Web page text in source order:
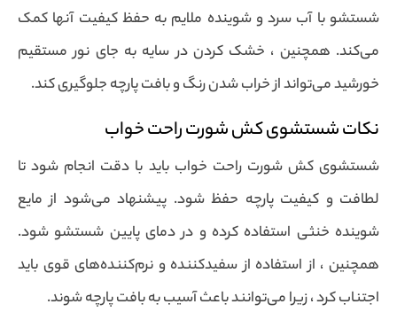
شستشو با آب سرد و شوینده ملایم به حفظ کیفیت آنها کمک
می‌کند. همچنین ، خشک کردن در سایه به جای نور مستقیم
خورشید می‌تواند از خراب شدن رنگ و بافت پارچه جلوگیری کند.
نکات شستشوی کش شورت راحت خواب
شستشوی کش شورت راحت خواب باید با دقت انجام شود تا
لطافت و کیفیت پارچه حفظ شود. پیشنهاد می‌شود از مایع
شوینده خنثی استفاده کرده و در دمای پایین شستشو شود.
همچنین ، از استفاده از سفیدکننده و نرم‌کننده‌های قوی باید
اجتناب کرد ، زیرا می‌توانند باعث آسیب به بافت پارچه شوند.